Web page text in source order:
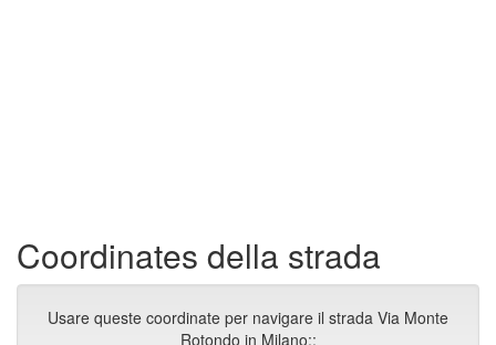
Coordinates della strada
Usare queste coordinate per navigare il strada Via Monte
Rotondo in Milano::